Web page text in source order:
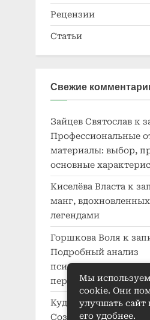
Рецензии
Статьи
Свежие
Зайцев Святослав к
Профессиональные
материалы: выбор,
основные
Киселёва Власта к
манг,
легендами
Горшкова Воля к
Подробный анализ
психологического
персонажей в манге
Кудряшов Кузьмак
Создание характера
Мы
cookie. Они
улучшать сайт
его удобнее.